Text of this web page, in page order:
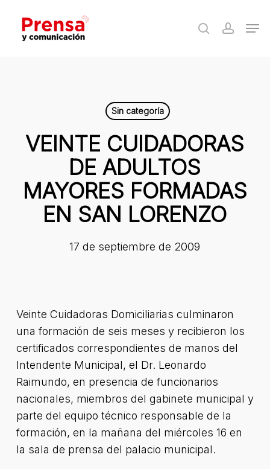
main
search
Sin categoría
VEINTE CUIDADORAS
DE ADULTOS
MAYORES FORMADAS
EN SAN LORENZO
17 de septiembre de 2009
Veinte Cuidadoras Domiciliarias culminaron
una formación de seis meses y recibieron los
certificados correspondientes de manos del
Intendente Municipal, el Dr. Leonardo
Raimundo, en presencia de funcionarios
nacionales, miembros del gabinete municipal y
parte del equipo técnico responsable de la
formación, en la mañana del miércoles 16 en
la sala de prensa del palacio municipal.